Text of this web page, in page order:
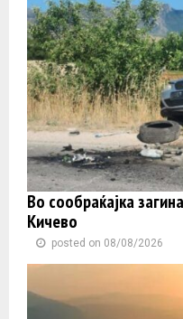
Во сообраќајка
Кичево
posted on 08/08/2026